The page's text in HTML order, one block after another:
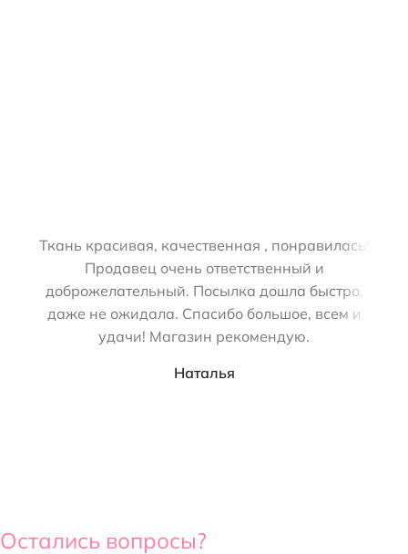
Остались вопросы?
Ткань красивая, качественная , понравилась!
Продавец очень ответственный и
доброжелательный. Посылка дошла быстро,
даже не ожидала. Спасибо большое, всем и
удачи! Магазин рекомендую.
Наталья